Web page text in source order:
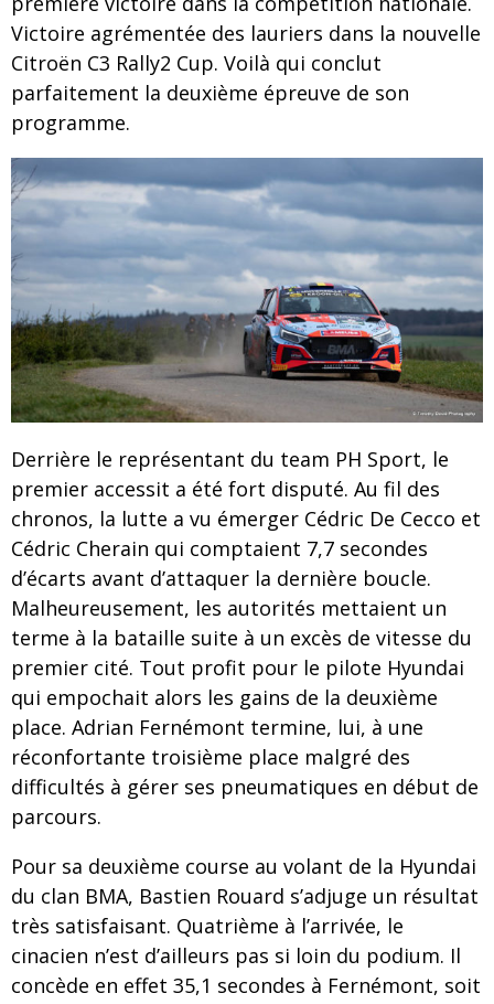
Victoire agrémentée des lauriers dans la nouvelle
Citroën C3 Rally2 Cup. Voilà qui conclut
parfaitement la deuxième épreuve de son
programme.
Derrière le représentant du team PH Sport, le
premier accessit a été fort disputé. Au fil des
chronos, la lutte a vu émerger Cédric De Cecco et
Cédric Cherain qui comptaient 7,7 secondes
d’écarts avant d’attaquer la dernière boucle.
Malheureusement, les autorités mettaient un
terme à la bataille suite à un excès de vitesse du
premier cité. Tout profit pour le pilote Hyundai
qui empochait alors les gains de la deuxième
place. Adrian Fernémont termine, lui, à une
réconfortante troisième place malgré des
difficultés à gérer ses pneumatiques en début de
parcours.
Pour sa deuxième course au volant de la Hyundai
du clan BMA, Bastien Rouard s’adjuge un résultat
très satisfaisant. Quatrième à l’arrivée, le
cinacien n’est d’ailleurs pas si loin du podium. Il
concède en effet 35,1 secondes à Fernémont, soit